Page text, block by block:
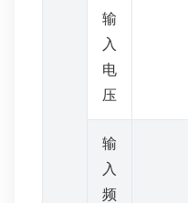
输
入
电
压
输
入
频